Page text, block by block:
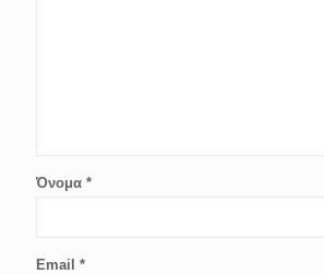
Όνομα *
Email *